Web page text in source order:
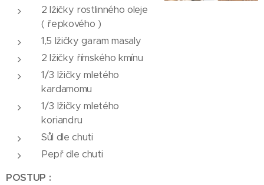
2 lžičky rostlinného oleje
( řepkového )
1,5 lžičky garam masaly
2 lžičky římského kmínu
1/3 lžičky mletého
kardamomu
1/3 lžičky mletého
koriandru
Sůl dle chuti
Pepř dle chuti
POSTUP :